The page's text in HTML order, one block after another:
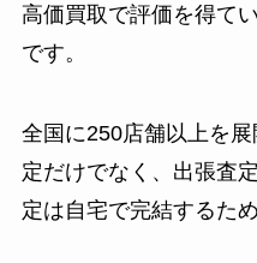
高価買取で評価を得て
です。
全国に250店舗以上を
定だけでなく、出張査
定は自宅で完結するた